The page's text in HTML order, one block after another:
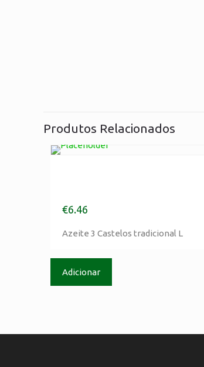
Produtos Relacionados
€6.46
Azeite 3 Castelos tradicional L
Adicionar
Morada
Rua das Rosas, nº75